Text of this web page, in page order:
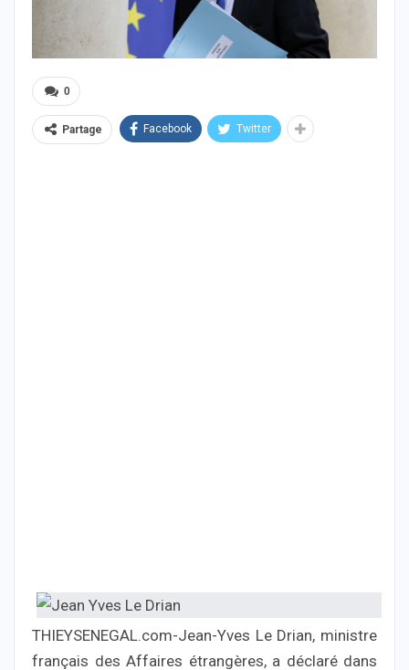
0
Partage Facebook Twitter
THIEYSENEGAL.com-Jean-Yves Le Drian, ministre
français des Affaires étrangères, a déclaré dans